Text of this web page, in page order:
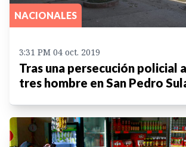
NACIONALES
3:31 PM 04 oct. 2019
Tras una persecución policial
tres hombre en San Pedro